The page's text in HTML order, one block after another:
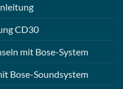
CD30
mit Bose-System
Bose-Soundsystem